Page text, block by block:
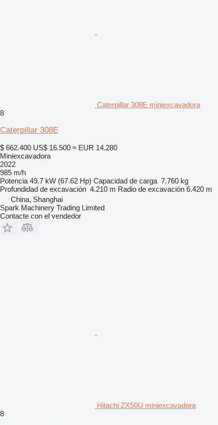
Caterpillar 308E miniexcavadora
8
Caterpillar 308E
$ 662.400 US$ 16.500 ≈ EUR 14.280
Miniexcavadora
2022
985 m/h
Potencia 49.7 kW (67.62 Hp) Capacidad de carga 7.760 kg
Profundidad de excavación 4.210 m Radio de excavación 6.420 m
China, Shanghai
Spark Machinery Trading Limited
Contacte con el vendedor
Hitachi ZX50U miniexcavadora
8